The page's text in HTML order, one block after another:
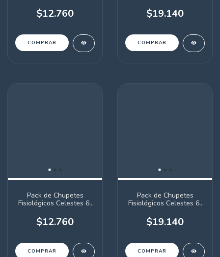
$12.760 $19.140
Pack de Chupetes
Fisiológicos Celestes 6-
$12.760
Pack de Chupetes
Fisiológicos Celestes 6-
$19.140